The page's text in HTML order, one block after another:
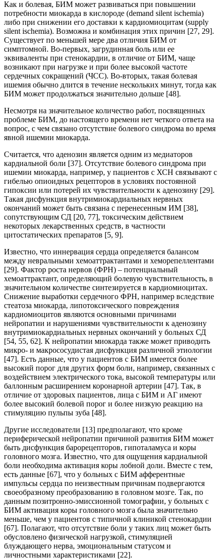
Как и болевая, БИМ может развиваться при повышении
потребности миокарда в кислороде (demand silent ischemia)
либо при снижении его доставки к кардиомиоцитам (supply
silent ischemia). Возможна и комбинация этих причин [27, 29].
Существует по меньшей мере два отличия БИМ от
симптомной. Во-первых, загрудинная боль или ее
эквиваленты при стенокардии, в отличие от БИМ, чаще
возникают при нагрузке и при более высокой частоте
сердечных сокращений (ЧСС). Во-вторых, такая болевая
ишемия обычно длится в течение нескольких минут, тогда как
БИМ может продолжаться значительно дольше [48].
Несмотря на значительное количество работ, посвященных
проблеме БИМ, до настоящего времени нет четкого ответа на
вопрос, с чем связано отсутствие болевого синдрома во время
явной ишемии миокарда.
Считается, что аденозин является одним из медиаторов
кардиальной боли [37]. Отсутствие болевого синдрома при
ишемии миокарда, например, у пациентов с ХСН связывают с
гибелью опиоидных рецепторов в условиях постоянной
гипоксии или потерей их чувствительности к аденозину [29].
Такая дисфункция внутримиокардиальных нервных
окончаний может быть связана с перенесенным ИМ [38],
сопутствующим СД [20, 77], токсическим действием
некоторых лекарственных средств, в частности
цитостатических препаратов [5, 9].
Известно, что иннервация сердца определяется балансом
между невральными хемоаттрактантами и хеморепеллентами
[29]. Фактор роста нервов (ФРН) – потенциальный
хемоаттрактант, определяющий болевую чувствительность, в
значительном количестве синтезируется в кардиомиоцитах.
Снижение выработки сердечного ФРН, например вследствие
стеатоза миокарда, липотоксического повреждения
кардиомиоцитов являются основными причинами
нейропатии и нарушениями чувствительности к аденозину
внутримиокардиальных нервных окончаний у больных СД
[54, 55, 62]. К нейропатии миокарда также может приводить
микро- и макрососудистая дисфункция различной этиологии
[47]. Есть данные, что у пациентов с БИМ имеется более
высокий порог для других форм боли, например, связанных с
воздействием электрического тока, высокой температуры или
баллонным расширением коронарной артерии [47]. Так, в
отличие от здоровых пациентов, лица с БИМ и АГ имеют
более высокий болевой порог и более низкую реакцию на
стимуляцию пульпы зуба [48].
Другие исследователи [13] предполагают, что кроме
периферической нейропатии причиной развития БИМ может
быть дисфункция барорецепторов, гипоталамуса и коры
головного мозга. Известно, что для ощущения кардиальной
боли необходима активация коры лобной доли. Вместе с тем,
есть данные [67], что у больных с БИМ афферентные
импульсы сердца по неизвестным причинам подвергаются
своеобразному преобразованию в головном мозге. Так, по
данным позитронно-эмиссионной томографии, у больных с
БИМ активация коры головного мозга была значительно
меньше, чем у пациентов с типичной клиникой стенокардии
[67]. Полагают, что отсутствие боли у таких лиц может быть
обусловлено физической нагрузкой, стимуляцией
блуждающего нерва, эмоциональным статусом и
личностными характеристиками [22].